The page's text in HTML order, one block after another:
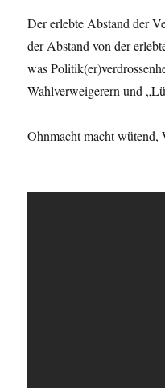
Der erlebte Abstand der
der Abstand von der
was
Wahlverweigerern und
Ohnmacht macht wütend,